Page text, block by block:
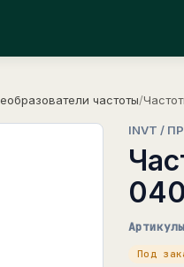
частоты/
INVT /
Под